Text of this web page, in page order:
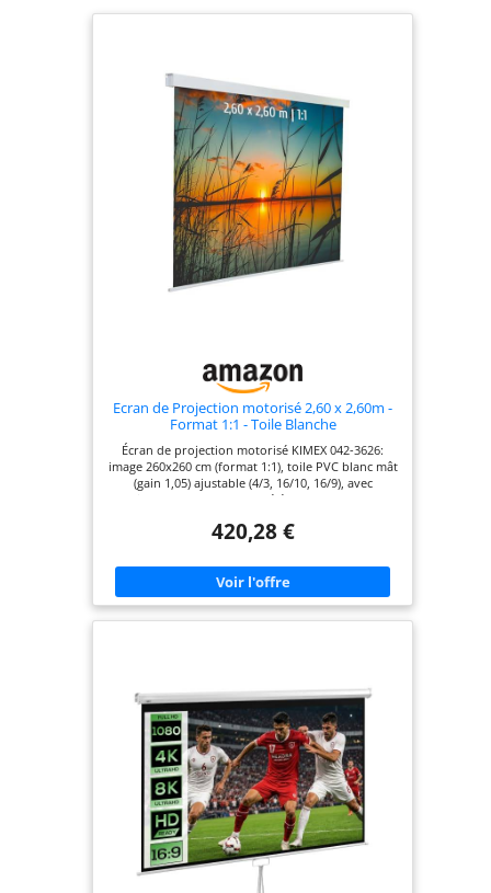
ultra-fin
intégration
discrète. Toile en
PVC blanc mât
(gain 1,05)
compatible 4/3,
16/10, 16/9.
Ecran de Projection motorisé 2,60 x 2,60m -
Format 1:1 - Toile Blanche
Écran de projection motorisé KIMEX 042-3626:
image 260x260 cm (format 1:1), toile PVC blanc mât
(gain 1,05) ajustable (4/3, 16/10, 16/9), avec
interrupteur mural et télécommande RF,
interrupteur mural ou télécommande RF, avec
ultra-fin et installation polyvalente (mur, plafond,
fenêtre). Idéal pour un usage professionnel ou
éducatif. Adapté à tous les besoins pour un
confort de vision optimal.
420,28 €